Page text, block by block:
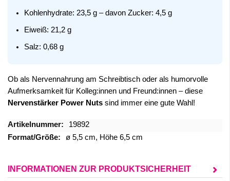
Kohlenhydrate: 23,5 g – davon Zucker: 4,5 g
Eiweiß: 21,2 g
Salz: 0,68 g
Ob als Nervennahrung am Schreibtisch oder als humorvolle
Aufmerksamkeit für Kolleg:innen und Freund:innen – diese
Nervenstärker Power Nuts sind immer eine gute Wahl!
Mehr
Informationen
19892
ø 5,5 cm, Höhe 6,5 cm
INFORMATIONEN ZUR PRODUKTSICHERHEIT